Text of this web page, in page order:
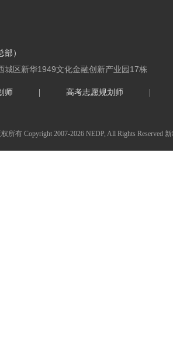
）
城区新华1949文化金融创新产业园17栋
师 | 高考志愿规划师 |
权所有 Copyright 2007-2026 NEDP, All Rights